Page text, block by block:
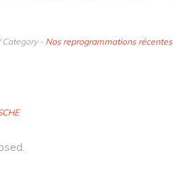
Category - Nos reprogrammations récentes